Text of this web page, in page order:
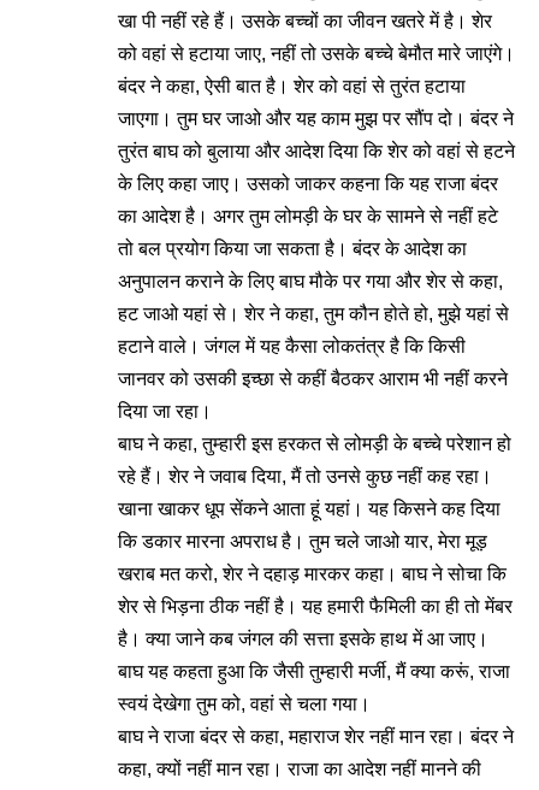
खा पी नहीं रहे हैं। उसके बच्चों का जीवन खतरे में है। शेर
को वहां से हटाया जाए, नहीं तो उसके बच्चे बेमौत मारे जाएंगे।
बंदर ने कहा, ऐसी बात है। शेर को वहां से तुरंत हटाया
जाएगा। तुम घर जाओ और यह काम मुझ पर सौंप दो। बंदर ने
तुरंत बाघ को बुलाया और आदेश दिया कि शेर को वहां से हटने
के लिए कहा जाए। उसको जाकर कहना कि यह राजा बंदर
का आदेश है। अगर तुम लोमड़ी के घर के सामने से नहीं हटे
तो बल प्रयोग किया जा सकता है। बंदर के आदेश का
अनुपालन कराने के लिए बाघ मौके पर गया और शेर से कहा,
हट जाओ यहां से। शेर ने कहा, तुम कौन होते हो, मुझे यहां से
हटाने वाले। जंगल में यह कैसा लोकतंत्र है कि किसी
जानवर को उसकी इच्छा से कहीं बैठकर आराम भी नहीं करने
दिया जा रहा।
बाघ ने कहा, तुम्हारी इस हरकत से लोमड़ी के बच्चे परेशान हो
रहे हैं। शेर ने जवाब दिया, मैं तो उनसे कुछ नहीं कह रहा।
खाना खाकर धूप सेंकने आता हूं यहां। यह किसने कह दिया
कि डकार मारना अपराध है। तुम चले जाओ यार, मेरा मूड़
खराब मत करो, शेर ने दहाड़ मारकर कहा। बाघ ने सोचा कि
शेर से भिड़ना ठीक नहीं है। यह हमारी फैमिली का ही तो मेंबर
है। क्या जाने कब जंगल की सत्ता इसके हाथ में आ जाए।
बाघ यह कहता हुआ कि जैसी तुम्हारी मर्जी, मैं क्या करूं, राजा
स्वयं देखेगा तुम को, वहां से चला गया।
बाघ ने राजा बंदर से कहा, महाराज शेर नहीं मान रहा। बंदर ने
कहा, क्यों नहीं मान रहा। राजा का आदेश नहीं मानने की